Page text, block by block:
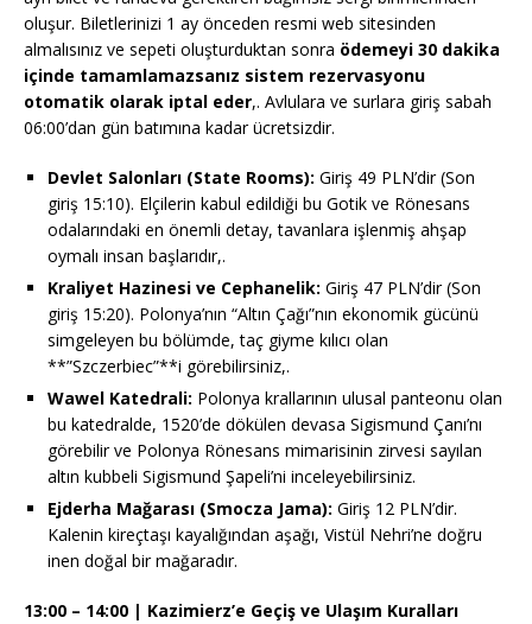
oluşur. Biletlerinizi 1 ay önceden resmi web sitesinden
almalısınız ve sepeti oluşturduktan sonra ödemeyi 30 dakika
içinde tamamlamazsanız sistem rezervasyonu
otomatik olarak iptal eder,. Avlulara ve surlara giriş sabah
06:00’dan gün batımına kadar ücretsizdir.
Devlet Salonları (State Rooms): Giriş 49 PLN’dir (Son
giriş 15:10). Elçilerin kabul edildiği bu Gotik ve Rönesans
odalarındaki en önemli detay, tavanlara işlenmiş ahşap
oymalı insan başlarıdır,.
Kraliyet Hazinesi ve Cephanelik: Giriş 47 PLN’dir (Son
giriş 15:20). Polonya’nın “Altın Çağı”nın ekonomik gücünü
simgeleyen bu bölümde, taç giyme kılıcı olan
**”Szczerbiec”**i görebilirsiniz,.
Wawel Katedrali: Polonya krallarının ulusal panteonu olan
bu katedralde, 1520’de dökülen devasa Sigismund Çanı’nı
görebilir ve Polonya Rönesans mimarisinin zirvesi sayılan
altın kubbeli Sigismund Şapeli’ni inceleyebilirsiniz.
Ejderha Mağarası (Smocza Jama): Giriş 12 PLN’dir.
Kalenin kireçtaşı kayalığından aşağı, Vistül Nehri’ne doğru
inen doğal bir mağaradır.
13:00 – 14:00 | Kazimierz’e Geçiş ve Ulaşım Kuralları